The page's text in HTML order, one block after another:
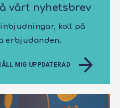
vårt nyhetsbrev
koll på
erbjudanden.
MIG UPPDATERAD